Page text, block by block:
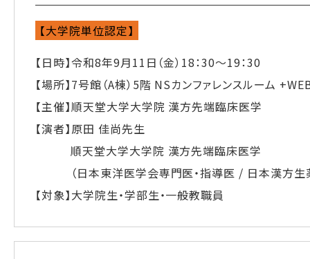
【大学院単位認定】
【日時】令和8年9月11日（金）18：30～19：30
【場所】7号館（A棟）5階 NSカンファレンスルーム
【主催】順天堂大学大学院 漢方先端臨床医学
【演者】原田 佳尚先生
順天堂大学大学院 漢方先端臨床医学
（日本東洋医学会専門医・指導医 / 日本漢方生薬
【対象】大学院生・学部生・一般教職員